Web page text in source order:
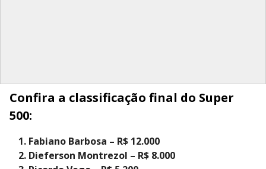
Confira a classificação final do Super
500:
Fabiano Barbosa – R$ 12.000
Dieferson Montrezol – R$ 8.000